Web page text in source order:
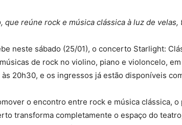
que reúne rock e música clássica à luz de
neste sábado (25/01), o concerto Starlight:
de rock no violino, piano e violoncelo,
20h30, e os ingressos já estão disponíveis
o encontro entre rock e música clássica,
transforma completamente o espaço do